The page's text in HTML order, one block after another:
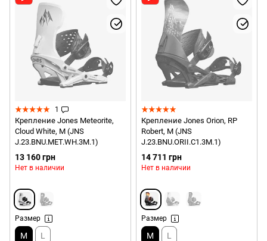
1
Крепление Jones Meteorite,
Cloud White, M (JNS
J.23.BNU.MET.WH.3M.1)
13 160 грн
Нет в наличии
Размер
M L
Крепление Jones Orion, RP
Robert, M (JNS
J.23.BNU.ORII.C1.3M.1)
14 711 грн
Нет в наличии
Размер
M L